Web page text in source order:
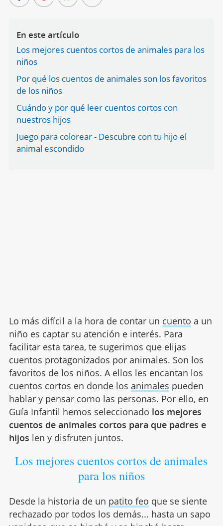
En este artículo
Los mejores cuentos cortos de animales para los
niños
Por qué los cuentos de animales son los favoritos
de los niños
Cuándo y por qué leer cuentos cortos con
nuestros hijos
Juego para colorear - Descubre con tu hijo el
animal escondido
Lo más difícil a la hora de contar un cuento a un
niño es captar su atención e interés. Para
facilitar esta tarea, te sugerimos que elijas
cuentos protagonizados por animales. Son los
favoritos de los niños. A ellos les encantan los
cuentos cortos en donde los animales pueden
hablar y pensar como las personas. Por ello, en
Guía Infantil hemos seleccionado los mejores
cuentos de animales cortos para que padres e
hijos len y disfruten juntos.
Los mejores cuentos cortos de animales
para los niños
Desde la historia de un patito feo que se siente
rechazado por todos los demás... hasta un sapo